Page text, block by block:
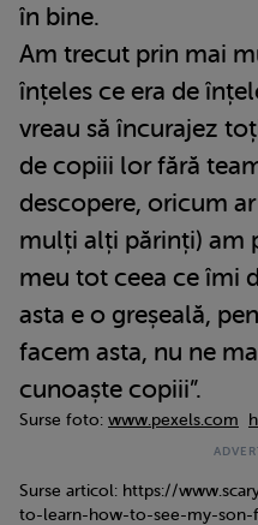
în bine.
Am trecut prin mai
înțeles ce era de
vreau să încurajez
de copiii lor fără
descopere, oricum
mulți alți părinți) am
meu tot ceea ce îmi
asta e o greșeală,
facem asta, nu ne
cunoaște copiii”.
Surse foto: www.pexels.com
Surse articol: https://
to-learn-how-to-see-my-son-